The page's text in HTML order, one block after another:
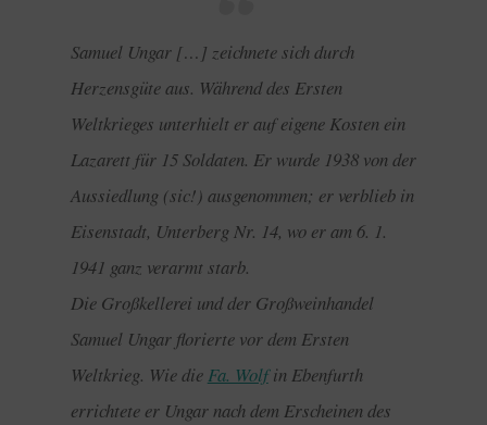
Samuel Ungar […] zeichnete sich durch
Herzensgüte aus. Während des Ersten
Weltkrieges unterhielt er auf eigene Kosten ein
Lazarett für 15 Soldaten. Er wurde 1938 von der
Aussiedlung (sic!) ausgenommen; er verblieb in
Eisenstadt, Unterberg Nr. 14, wo er am 6. 1.
1941 ganz verarmt starb.
Die Großkellerei und der Großweinhandel
Samuel Ungar florierte vor dem Ersten
Weltkrieg. Wie die Fa. Wolfin Ebenfurth
errichtete er Ungar nach dem Erscheinen des